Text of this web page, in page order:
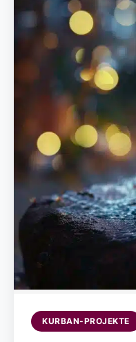
KURBAN-PROJEKTE